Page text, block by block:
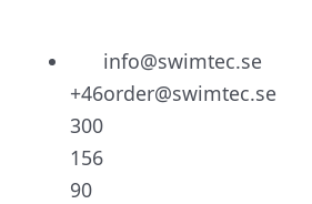
+46
300
156
90
info@swimtec.se
order@swimtec.se